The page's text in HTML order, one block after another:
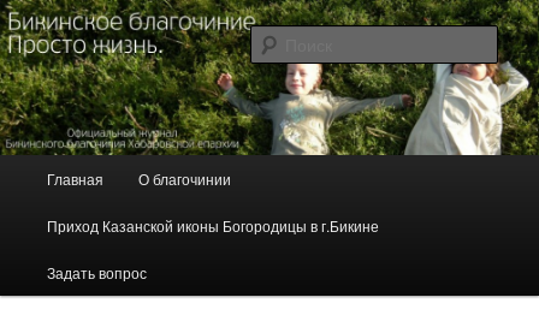
Перейти
к
основному
содержимому
Перейти
к
дополнительному
содержимому
Бикинское благочиние. Просто
жизнь.
Журнал Бикинского благочиния Хабаровской епархии
о
Главная О благочинии
Приход Казанской иконы Богородицы в г.Бикине
Задать вопрос